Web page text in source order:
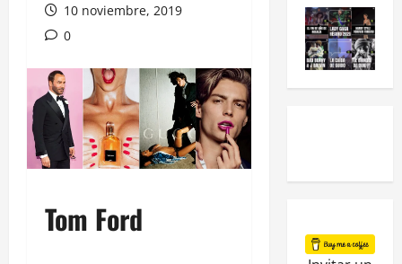
10 noviembre, 2019
0
Tom Ford